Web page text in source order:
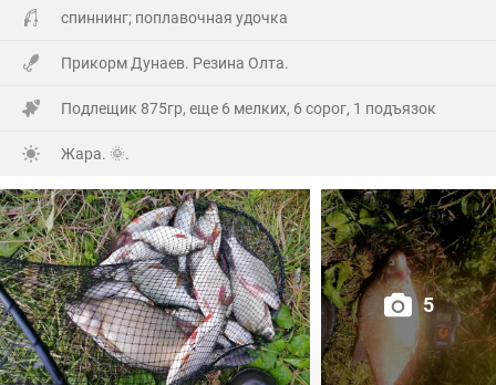
Отпустил, и пошел домой.
спиннинг; поплавочная удочка
Прикорм Дунаев. Резина Олта.
Подлещик 875гр, еще 6 мелких, 6 сорог, 1 подъязок
Жара. 🌞.
5